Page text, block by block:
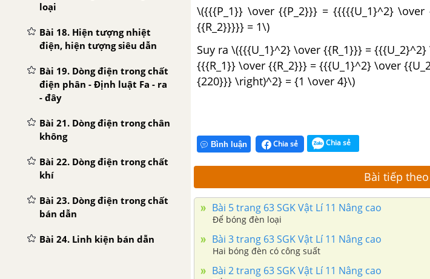
loại
Bài 18. Hiện tượng nhiệt
điện, hiện tượng siêu dẫn
Bài 19. Dòng điện trong chất
điện phân - Định luật Fa - ra
- đây
Bài 21. Dòng điện trong chân
không
Bài 22. Dòng điện trong chất
khí
Bài 23. Dòng điện trong chất
bán dẫn
Bài 24. Linh kiện bán dẫn
\({{{P_1}} \over {{P_2}}} = {{{{{U_1}^2}
{{R_2}}}}} = 1\)
Suy ra \({{{U_1}^2} \over {{R_1}}} =
{{{R_1}} \over {{R_2}}} = {{{U_1}^2} \over
{220}}} \right)^2} = {1 \over 4}\)
Bình luận Chia sẻ Chia sẻ
Bài tiếp theo
Bài 5 trang 63 SGK Vật Lí 11 Nâng cao
Để bóng đèn loại
Bài 3 trang 63 SGK Vật Lí 11 Nâng cao
Hai bóng đèn có công suất
Bài 2 trang 63 SGK Vật Lí 11 Nâng cao